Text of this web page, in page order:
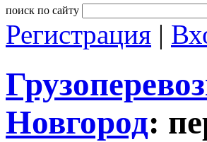
поиск по сайту
Регистрация |
Новгород: